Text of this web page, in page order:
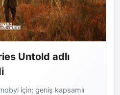
Untold adlı
için; geniş kapsamlı